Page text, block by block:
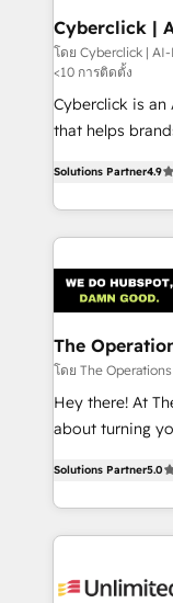
Cyberclick |
Partner
โดย Cyberclick |
<10 การติดตั้ง
Cyberclick is
that helps
Barcelona and
the UK, we
smarter
Iberia (Spain &
with intelligent
growth. Our
that simplify
turn innovation into
HubSpot
projects •
technology for
Solutions Partner4.9
The
โดย The
Hey there! At
about turning
transforming
scalable
organization. We’re a unique blend of deep HubSpot
operational
Solutions Partner5.0